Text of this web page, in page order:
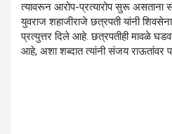
त्यावरून आरोप-प्रत्यारोप सुरू असताना
युवराज शहाजीराजे छत्रपती यांनी
प्रत्युत्तर दिले आहे. छत्रपतीही मावळे
आहे, अशा शब्दात त्यांनी संजय राऊतांवर